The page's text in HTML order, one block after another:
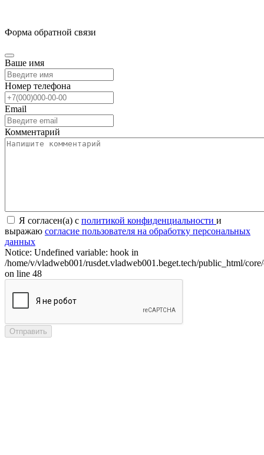
Форма обратной связи
Ваше имя
Номер телефона
Email
Комментарий
Я согласен(а) с политикой конфиденциальности и
выражаю согласие пользователя на обработку персональных
данных
Notice: Undefined variable: hook in
/home/v/vladweb001/rusdet.vladweb001.beget.tech/public_html/
on line 48
Отправить